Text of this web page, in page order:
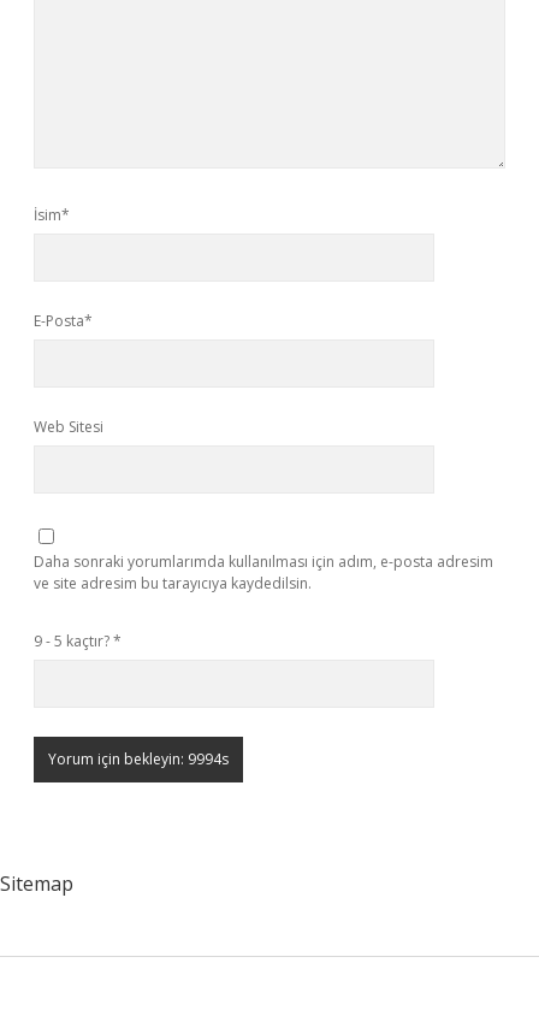
İsim*
E-Posta*
Web Sitesi
Daha sonraki yorumlarımda kullanılması için adım, e-posta adresim
ve site adresim bu tarayıcıya kaydedilsin.
9 - 5 kaçtır?*
Sitemap